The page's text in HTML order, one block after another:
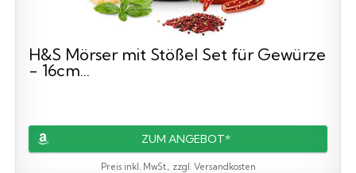
H&S Mörser mit Stößel Set für Gewürze
- 16cm...
ZUM ANGEBOT*
Preis inkl. MwSt., zzgl. Versandkosten